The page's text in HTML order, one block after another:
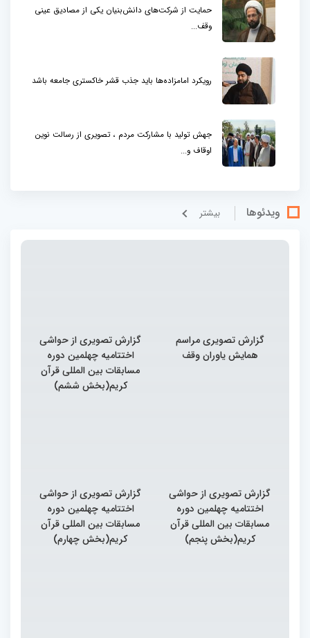
حمایت از شرکت‌های دانش‌بنیان یکی از مصادیق عینی
وقف...
رویکرد امامزاده‌ها باید جذب قشر خاکستری جامعه باشد
جهش تولید با مشارکت مردم ، تصویری از رسالت نوین
اوقاف و...
ویدئوها بيشتر
گزارش تصویری مراسم
همایش یاوران وقف
گزارش تصویری از حواشی
اختتامیه چهلمین دوره
مسابقات بین المللی قرآن
کریم(بخش ششم)
گزارش تصویری از حواشی
اختتامیه چهلمین دوره
مسابقات بین المللی قرآن
کریم(بخش پنجم)
گزارش تصویری از حواشی
اختتامیه چهلمین دوره
مسابقات بین المللی قرآن
کریم(بخش چهارم)